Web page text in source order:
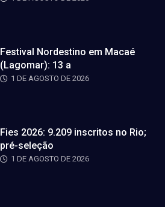
Festival Nordestino em Macaé
(Lagomar): 13 a
1 DE AGOSTO DE 2026
Fies 2026: 9.209 inscritos no Rio;
pré-seleção
1 DE AGOSTO DE 2026